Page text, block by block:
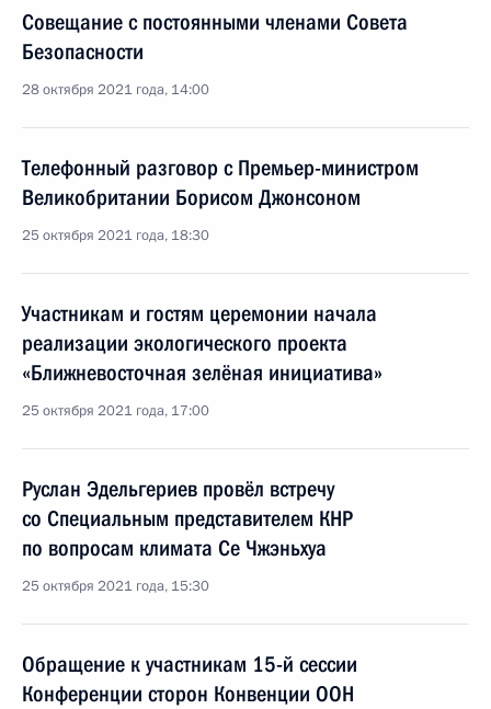
Совещание с постоянными членами Совета
Безопасности
28 октября 2021 года, 14:00
Телефонный разговор с Премьер-министром
Великобритании Борисом Джонсоном
25 октября 2021 года, 18:30
Участникам и гостям церемонии начала
реализации экологического проекта
«Ближневосточная зелёная инициатива»
25 октября 2021 года, 17:00
Руслан Эдельгериев провёл встречу
со Специальным представителем КНР
по вопросам климата Се Чжэньхуа
25 октября 2021 года, 15:30
Обращение к участникам 15-й сессии
Конференции сторон Конвенции ООН